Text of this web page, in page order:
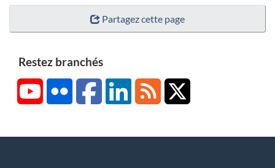
Partagez cette page
Restez branchés
YouTubeFlickr FacebookLinkedInRSS